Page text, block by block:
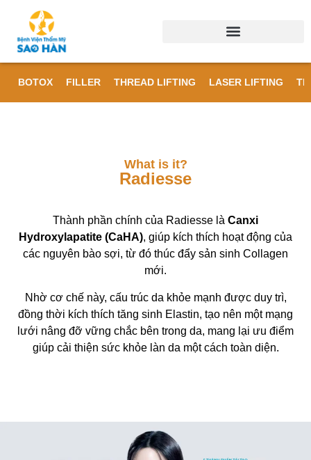
BOTOX FILLER THREAD LIFTING LASER LIFTING
What is it?
Radiesse
Thành phần chính của Radiesse là Canxi
Hydroxylapatite (CaHA), giúp kích thích hoạt động của
các nguyên bào sợi, từ đó thúc đẩy sản sinh Collagen
mới.
Nhờ cơ chế này, cấu trúc da khỏe mạnh được duy trì,
đồng thời kích thích tăng sinh Elastin, tạo nên một mạng
lưới nâng đỡ vững chắc bên trong da, mang lại ưu điểm
giúp cải thiện sức khỏe làn da một cách toàn diện.